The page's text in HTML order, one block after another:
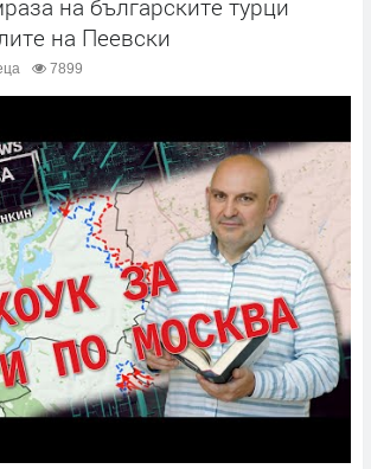
на българските турци
на Пеевски
7899